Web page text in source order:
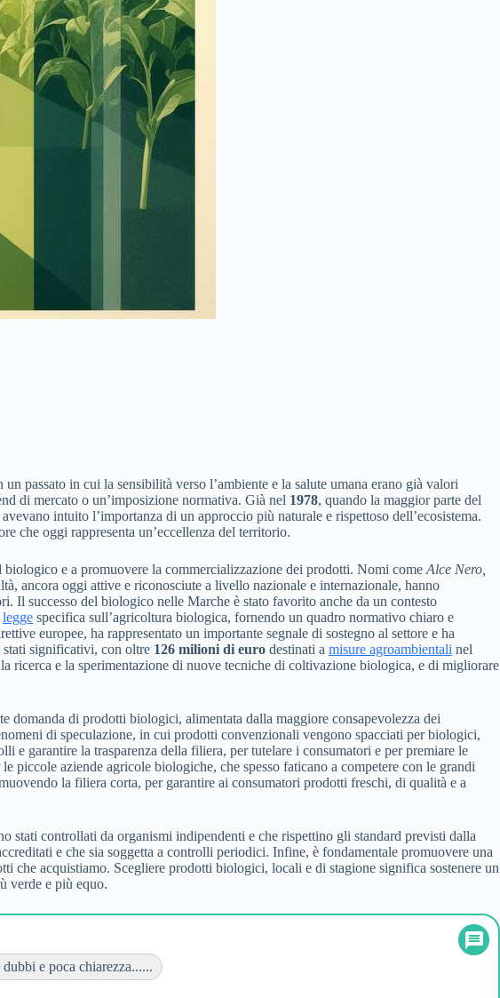
passato in cui la sensibilità verso l’ambiente e la salute umana erano già valori
di mercato o un’imposizione normativa. Già nel 1978, quando la maggior parte del
intuito l’importanza di un approccio più naturale e rispettoso dell’ecosistema.
che oggi rappresenta un’eccellenza del territorio.
e a promuovere la commercializzazione dei prodotti. Nomi come Alce Nero,
ancora oggi attive e riconosciute a livello nazionale e internazionale, hanno
Il successo del biologico nelle Marche è stato favorito anche da un contesto
legge specifica sull’agricoltura biologica, fornendo un quadro normativo chiaro e
europee, ha rappresentato un importante segnale di sostegno al settore e ha
significativi, con oltre 126 milioni di euro destinati a misure agroambientali nel
ricerca e la sperimentazione di nuove tecniche di coltivazione biologica, e di migliorare
domanda di prodotti biologici, alimentata dalla maggiore consapevolezza dei
di speculazione, in cui prodotti convenzionali vengono spacciati per biologici,
e garantire la trasparenza della filiera, per tutelare i consumatori e per premiare le
piccole aziende agricole biologiche, che spesso faticano a competere con le grandi
la filiera corta, per garantire ai consumatori prodotti freschi, di qualità e a
stati controllati da organismi indipendenti e che rispettino gli standard previsti dalla
e che sia soggetta a controlli periodici. Infine, è fondamentale promuovere una
che acquistiamo. Scegliere prodotti biologici, locali e di stagione significa sostenere un
verde e più equo.
e poca chiarezza......